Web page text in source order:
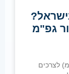
גפ"מ
לצרכים